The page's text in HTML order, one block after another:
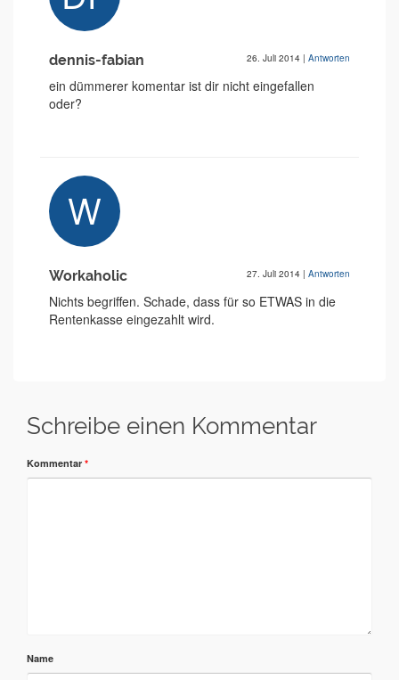
dennis-fabian 26. Juli 2014 | Antworten
ein dümmerer komentar ist dir nicht eingefallen
oder?
Workaholic 27. Juli 2014 | Antworten
Nichts begriffen. Schade, dass für so ETWAS in die
Rentenkasse eingezahlt wird.
Schreibe einen Kommentar
Kommentar *
Name